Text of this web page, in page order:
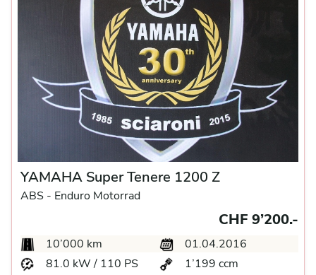
YAMAHA Super Tenere 1200 Z
ABS - Enduro Motorrad
CHF 9’200.-
10’000 km
01.04.2016
81.0 kW / 110 PS
1’199 ccm